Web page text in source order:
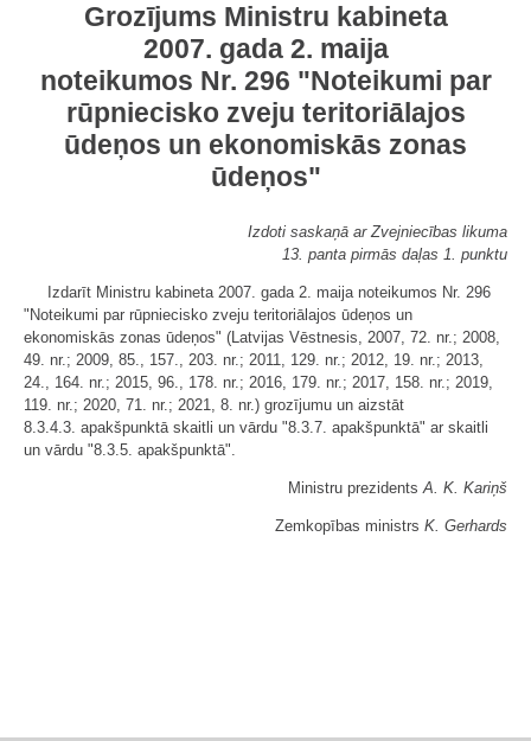
Grozījums Ministru kabineta
2007. gada 2. maija
noteikumos Nr. 296 "Noteikumi par
rūpniecisko zveju teritoriālajos
ūdeņos un ekonomiskās zonas
ūdeņos"
Izdoti saskaņā ar Zvejniecības likuma
13. panta pirmās daļas 1. punktu
Izdarīt Ministru kabineta 2007. gada 2. maija noteikumos Nr. 296
"Noteikumi par rūpniecisko zveju teritoriālajos ūdeņos un
ekonomiskās zonas ūdeņos" (Latvijas Vēstnesis, 2007, 72. nr.; 2008,
49. nr.; 2009, 85., 157., 203. nr.; 2011, 129. nr.; 2012, 19. nr.; 2013,
24., 164. nr.; 2015, 96., 178. nr.; 2016, 179. nr.; 2017, 158. nr.; 2019,
119. nr.; 2020, 71. nr.; 2021, 8. nr.) grozījumu un aizstāt
8.3.4.3. apakšpunktā skaitli un vārdu "8.3.7. apakšpunktā" ar skaitli
un vārdu "8.3.5. apakšpunktā".
Ministru prezidentsA. K. Kariņš
Zemkopības ministrs K. Gerhards